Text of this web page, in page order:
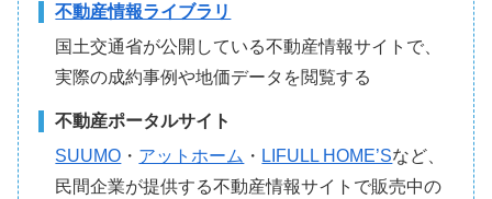
不動産情報ライブラリ
国土交通省が公開している不動産情報サイトで、
実際の成約事例や地価データを閲覧する
不動産ポータルサイト
SUUMO ・ アットホーム ・ LIFULL HOME’Sなど、
民間企業が提供する不動産情報サイトで販売中の